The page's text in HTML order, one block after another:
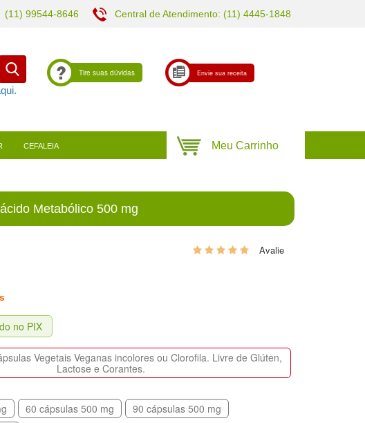
(11) 99544-8646 Central de Atendimento: (11) 4445-1848
Tire suas dúvidas Envie sua receita
CEFALEIA
Metabólico 500 mg
no PIX
Vegetais Veganas incolores ou Clorofila. Livre de Glúten,
Lactose e Corantes.
60 cápsulas 500 mg
90 cápsulas 500 mg